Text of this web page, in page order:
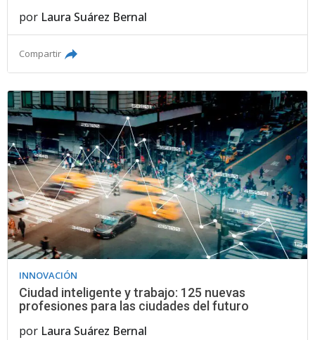
por Laura Suárez Bernal
Compartir
INNOVACIÓN
Ciudad inteligente y trabajo: 125 nuevas
profesiones para las ciudades del futuro
por Laura Suárez Bernal